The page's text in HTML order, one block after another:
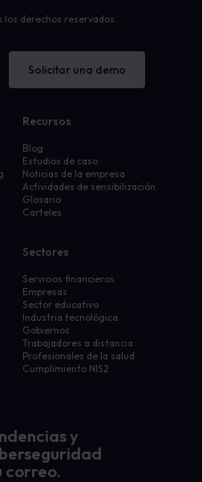
derechos reservados.
Solicitar una demo
Recursos
Blog
Estudios de caso
Noticias de la empresa
Actividades de sensibilización
Glosario
Carteles
Sectores
Servicios financieros
Empresas
Sector educativo
Industria tecnológica
Gobiernos
Trabajadores a distancia
Profesionales de la salud
Cumplimiento NIS2
y
correo.